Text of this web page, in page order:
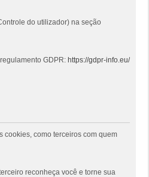
do utilizador) na seção
GDPR: https://gdpr-info.eu/
cookies, como terceiros com quem
reconheça você e torne sua